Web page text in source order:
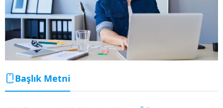
Başlık Metni